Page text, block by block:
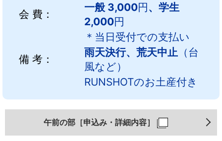
会 費：
一般 3,000円、学生
2,000円
＊当日受付での支払い
備 考：
雨天決行、荒天中止 （台
風など）
RUNSHOTのお土産付き
午前の部［申込み・詳細内容］